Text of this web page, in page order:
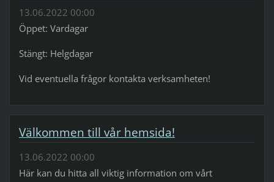
13.06.2022 00:00
Öppet: Vardagar
Stängt: Helgdagar
Vid eventuella frågor kontakta verksamheten!
Välkommen till vår hemsida!
13.06.2022 00:00
Här kan du hitta all viktig information om vårt